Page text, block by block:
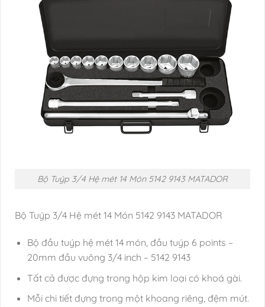
Bộ Tuýp 3/4 Hệ mét 14 Món 5142 9143 MATADOR
Bộ Tuýp 3/4 Hệ mét 14 Món 5142 9143 MATADOR
Bộ đầu tuýp hệ mét 14 món, đầu tuýp 6 points –
20mm đầu vuông 3/4 inch – 5142 9143
Tất cả được đựng trong hộp kim loại có khoá gài.
Mỗi chi tiết đựng trong một khoang riêng, đệm mút.